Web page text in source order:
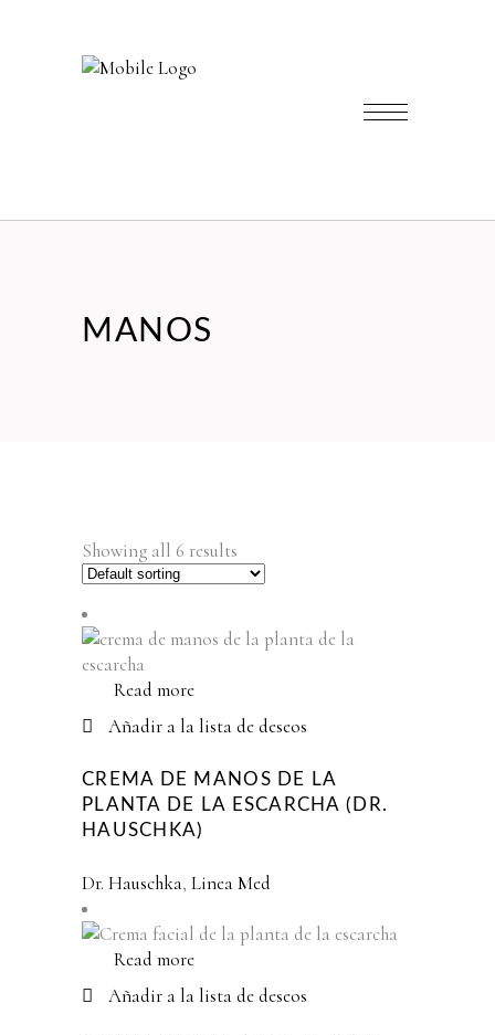
MANOS
Showing all 6 results
Read more
Añadir a la lista de deseos
CREMA DE MANOS DE LA
PLANTA DE LA ESCARCHA (DR.
HAUSCHKA)
Dr. Hauschka, Linea Med
Read more
Añadir a la lista de deseos